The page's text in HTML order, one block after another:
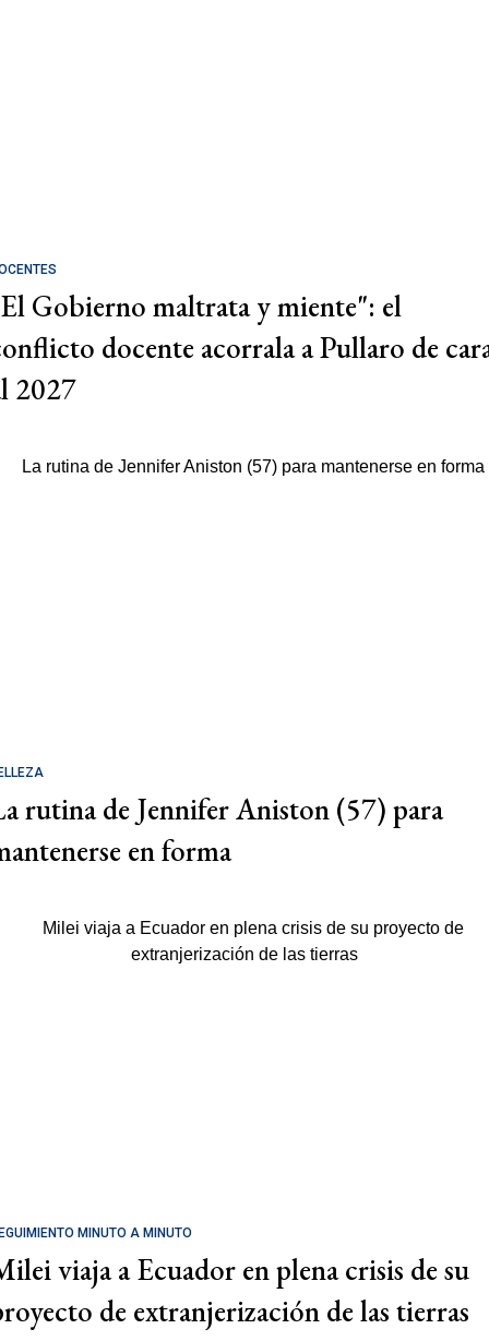
Gobierno maltrata y miente": el
docente acorrala a Pullaro de
2027
rutina de Jennifer Aniston (57) para
en forma
MINUTO A MINUTO
viaja a Ecuador en plena crisis de su
de extranjerización de las tierras